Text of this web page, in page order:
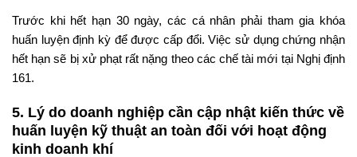
Trước khi hết hạn 30 ngày, các cá nhân phải tham gia khóa
huấn luyện định kỳ để được cấp đổi. Việc sử dụng chứng nhận
hết hạn sẽ bị xử phạt rất nặng theo các chế tài mới tại Nghị định
161.
5. Lý do doanh nghiệp cần cập nhật kiến thức về
huấn luyện kỹ thuật an toàn đối với hoạt động
kinh doanh khí